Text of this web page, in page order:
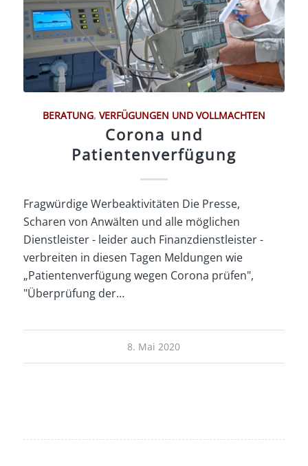
BERATUNG, VERFÜGUNGEN UND VOLLMACHTEN
Corona und
Patientenverfügung
Fragwürdige Werbeaktivitäten Die Presse,
Scharen von Anwälten und alle möglichen
Dienstleister - leider auch Finanzdienstleister -
verbreiten in diesen Tagen Meldungen wie
„Patientenverfügung wegen Corona prüfen",
"Überprüfung der…
8. Mai 2020